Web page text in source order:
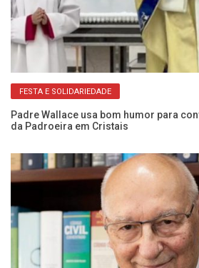
FESTA E SOLIDARIEDADE
Padre Wallace usa bom humor para
da Padroeira em Cristais